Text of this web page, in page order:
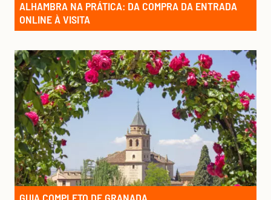
ALHAMBRA NA PRÁTICA: DA COMPRA DA ENTRADA
ONLINE À VISITA